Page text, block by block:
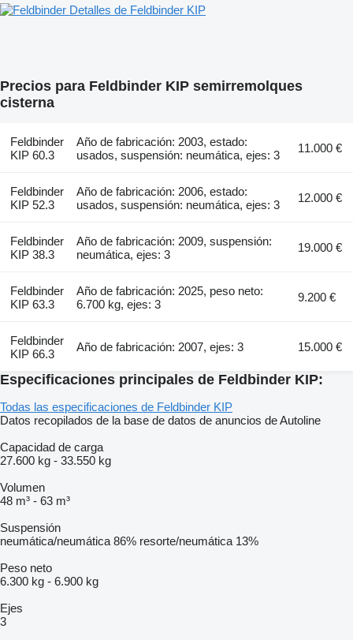
Detalles de Feldbinder KIP
Precios para Feldbinder KIP semirremolques
cisterna
Feldbinder
KIP 60.3
Año de fabricación: 2003, estado:
usados, suspensión: neumática, ejes: 3
11.000 €
Feldbinder
KIP 52.3
Año de fabricación: 2006, estado:
usados, suspensión: neumática, ejes: 3
12.000 €
Feldbinder
KIP 38.3
Año de fabricación: 2009, suspensión:
neumática, ejes: 3
19.000 €
Feldbinder
KIP 63.3
Año de fabricación: 2025, peso neto:
6.700 kg, ejes: 3
9.200 €
Feldbinder
KIP 66.3
Año de fabricación: 2007, ejes: 3 15.000 €
Especificaciones principales de Feldbinder KIP:
Todas las especificaciones de Feldbinder KIP
Datos recopilados de la base de datos de anuncios de Autoline
Capacidad de carga
27.600 kg - 33.550 kg
Volumen
48 m³ - 63 m³
Suspensión
neumática/neumática 86% resorte/neumática 13%
Peso neto
6.300 kg - 6.900 kg
Ejes
3